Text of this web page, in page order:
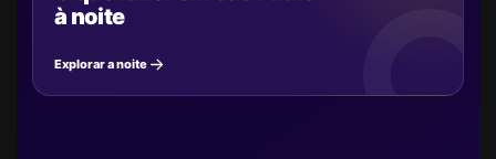
à noite
Explorar a noite